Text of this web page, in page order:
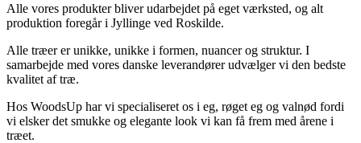
Alle vores produkter bliver udarbejdet på eget værksted, og alt
produktion foregår i Jyllinge ved Roskilde.
Alle træer er unikke, unikke i formen, nuancer og struktur. I
samarbejde med vores danske leverandører udvælger vi den bedste
kvalitet af træ.
Hos WoodsUp har vi specialiseret os i eg, røget eg og valnød fordi
vi elsker det smukke og elegante look vi kan få frem med årene i
træet.